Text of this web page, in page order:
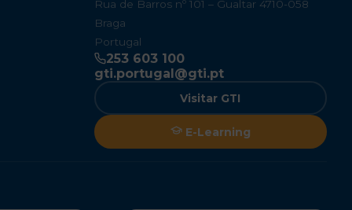
Rua de Barros nº 101 – Gualtar 4710-058
Braga
Portugal
253 603 100
gti.portugal@gti.pt
Visitar GTI
E-Learning